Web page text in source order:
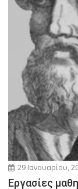
29 Ιανουαρίου,
Εργασίες